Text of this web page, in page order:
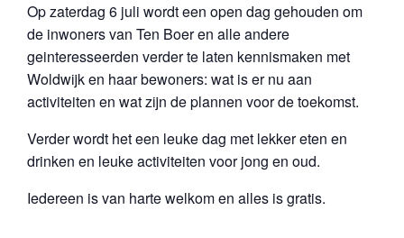
Op zaterdag 6 juli wordt een open dag gehouden om
de inwoners van Ten Boer en alle andere
geinteresseerden verder te laten kennismaken met
Woldwijk en haar bewoners: wat is er nu aan
activiteiten en wat zijn de plannen voor de toekomst.
Verder wordt het een leuke dag met lekker eten en
drinken en leuke activiteiten voor jong en oud.
Iedereen is van harte welkom en alles is gratis.